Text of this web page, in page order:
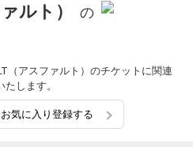
ルト）
の
（アスファルト）のチケットに関連
します。
気に入り登録する